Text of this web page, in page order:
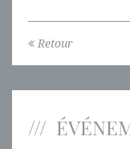
Retour